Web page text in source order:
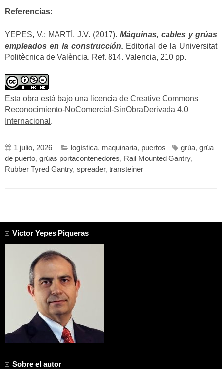
Referencias:
YEPES, V.; MARTÍ, J.V. (2017). Máquinas, cables y grúas
empleados en la construcción. Editorial de la Universitat
Politècnica de València. Ref. 814. Valencia, 210 pp.
Esta obra está bajo una licencia de Creative Commons
Reconocimiento-NoComercial-SinObraDerivada 4.0
Internacional .
1 julio, 2026 logística, maquinaria, puertos grúa, grúa
de puerto, grúas portacontenedores, Rail Mounted Gantry,
Rubber Tyred Gantry, spreader, transteiner
Víctor Yepes Piqueras
Sobre el autor